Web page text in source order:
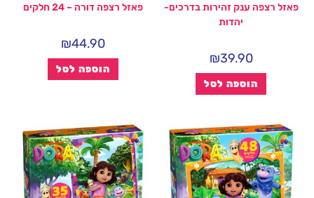
פאזל רצפה ענק זהירות בדרכים-
יהדות
₪39.90
הוספה לסל
פאזל רצפה דורה – 24 חלקים
₪44.90
הוספה לסל